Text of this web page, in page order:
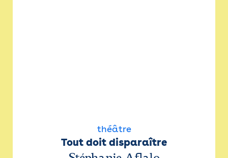
théâtre
Tout doit disparaître